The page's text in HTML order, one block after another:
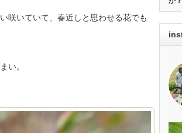
咲いていて、春近しと思わせる花でも
い。